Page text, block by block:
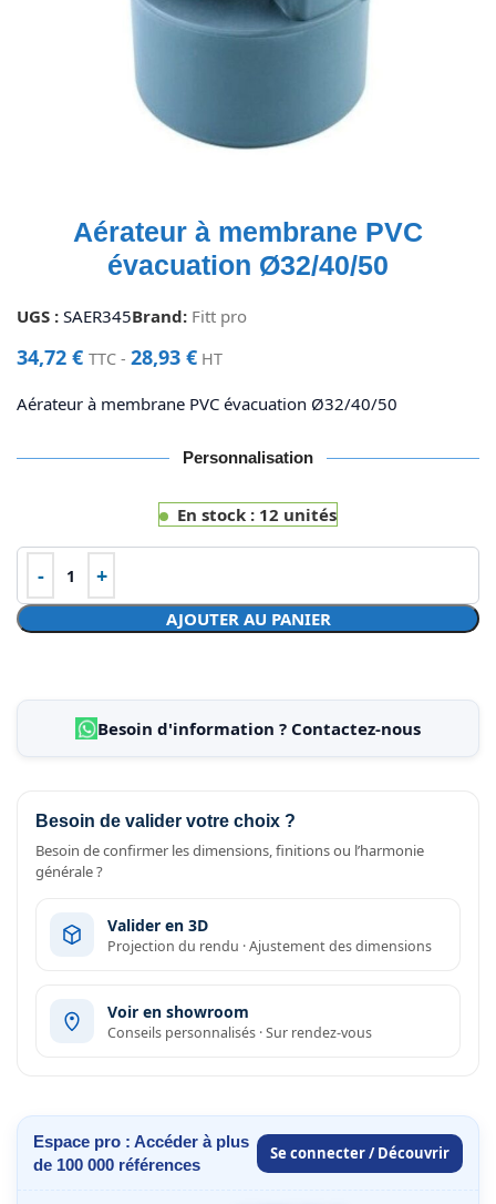
Aérateur à membrane PVC
évacuation Ø32/40/50
UGS : SAER345Brand: Fitt pro
34,72 € TTC - 28,93 € HT
Aérateur à membrane PVC évacuation Ø32/40/50
Personnalisation
En stock : 12 unités
AJOUTER AU PANIER
Besoin d'information ? Contactez-nous
Besoin de valider votre choix ?
Besoin de confirmer les dimensions, finitions ou l’harmonie
générale ?
Valider en 3D
Projection du rendu · Ajustement des dimensions
Voir en showroom
Conseils personnalisés · Sur rendez-vous
Espace pro : Accéder à plus
de 100 000 références
Se connecter / Découvrir